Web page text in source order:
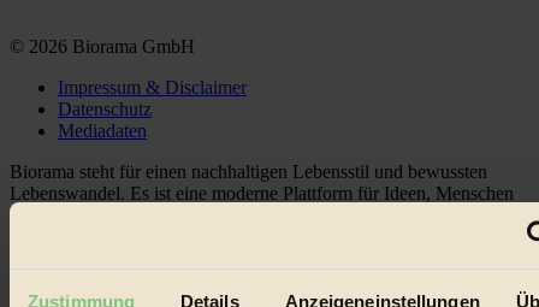
Zustimmung Details Anzeigeneinstellungen
© 2026 Biorama GmbH
Impressum & Disclaimer
Datenschutz
Mediadaten
Biorama steht für einen nachhaltigen Lebensstil und bewussten
Lebenswandel. Es ist eine moderne Plattform für Ideen, Menschen
und Produkte, ein Leitfaden im schnell wachsenden Markt des
Social Media